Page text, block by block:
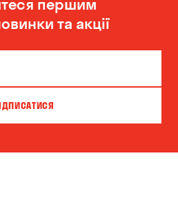
першим
та акції